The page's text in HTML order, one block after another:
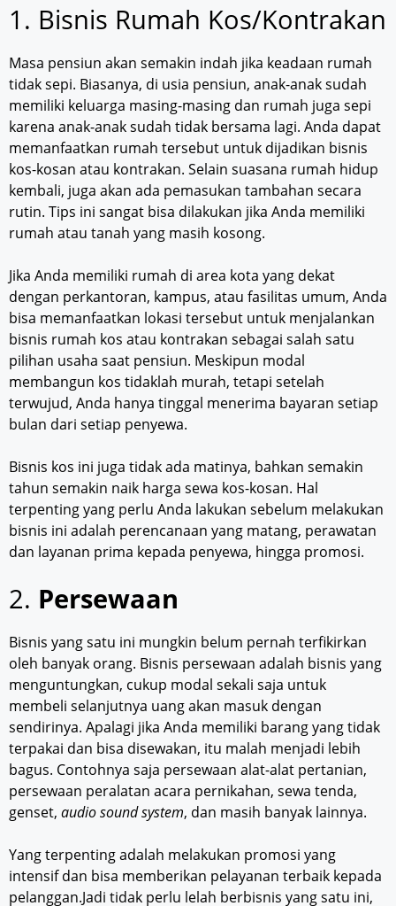
1. Bisnis Rumah Kos/Kontrakan
Masa pensiun akan semakin indah jika keadaan rumah
tidak sepi. Biasanya, di usia pensiun, anak-anak sudah
memiliki keluarga masing-masing dan rumah juga sepi
karena anak-anak sudah tidak bersama lagi. Anda dapat
memanfaatkan rumah tersebut untuk dijadikan bisnis
kos-kosan atau kontrakan. Selain suasana rumah hidup
kembali, juga akan ada pemasukan tambahan secara
rutin. Tips ini sangat bisa dilakukan jika Anda memiliki
rumah atau tanah yang masih kosong.
Jika Anda memiliki rumah di area kota yang dekat
dengan perkantoran, kampus, atau fasilitas umum, Anda
bisa memanfaatkan lokasi tersebut untuk menjalankan
bisnis rumah kos atau kontrakan sebagai salah satu
pilihan usaha saat pensiun. Meskipun modal
membangun kos tidaklah murah, tetapi setelah
terwujud, Anda hanya tinggal menerima bayaran setiap
bulan dari setiap penyewa.
Bisnis kos ini juga tidak ada matinya, bahkan semakin
tahun semakin naik harga sewa kos-kosan. Hal
terpenting yang perlu Anda lakukan sebelum melakukan
bisnis ini adalah perencanaan yang matang, perawatan
dan layanan prima kepada penyewa, hingga promosi.
2. Persewaan
Bisnis yang satu ini mungkin belum pernah terfikirkan
oleh banyak orang. Bisnis persewaan adalah bisnis yang
menguntungkan, cukup modal sekali saja untuk
membeli selanjutnya uang akan masuk dengan
sendirinya. Apalagi jika Anda memiliki barang yang tidak
terpakai dan bisa disewakan, itu malah menjadi lebih
bagus. Contohnya saja persewaan alat-alat pertanian,
persewaan peralatan acara pernikahan, sewa tenda,
genset, audio sound system, dan masih banyak lainnya.
Yang terpenting adalah melakukan promosi yang
intensif dan bisa memberikan pelayanan terbaik kepada
pelanggan.Jadi tidak perlu lelah berbisnis yang satu ini,